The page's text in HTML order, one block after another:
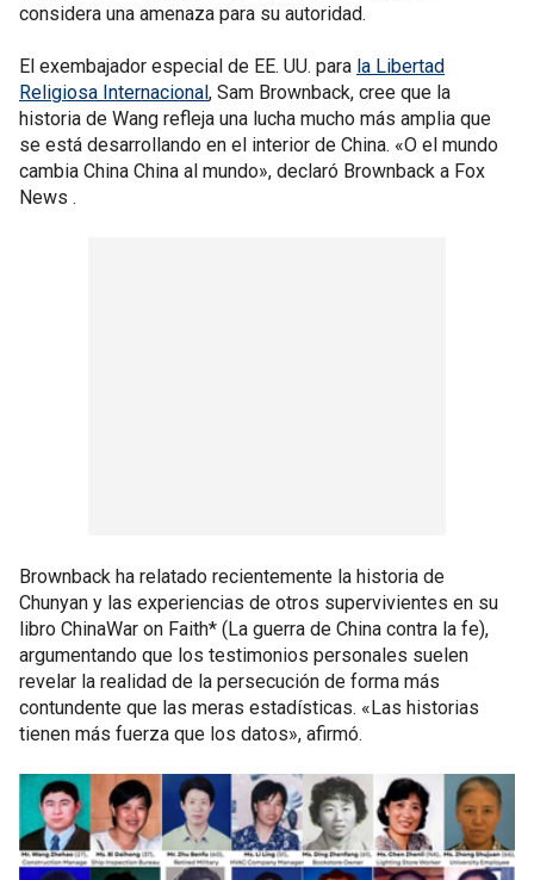
considera una amenaza para su autoridad.
El exembajador especial de EE. UU. para la Libertad
Religiosa Internacional, Sam Brownback, cree que la
historia de Wang refleja una lucha mucho más amplia que
se está desarrollando en el interior de China. «O el mundo
cambia China China al mundo», declaró Brownback a Fox
News .
Brownback ha relatado recientemente la historia de
Chunyan y las experiencias de otros supervivientes en su
libro ChinaWar on Faith* (La guerra de China contra la fe),
argumentando que los testimonios personales suelen
revelar la realidad de la persecución de forma más
contundente que las meras estadísticas. «Las historias
tienen más fuerza que los datos», afirmó.